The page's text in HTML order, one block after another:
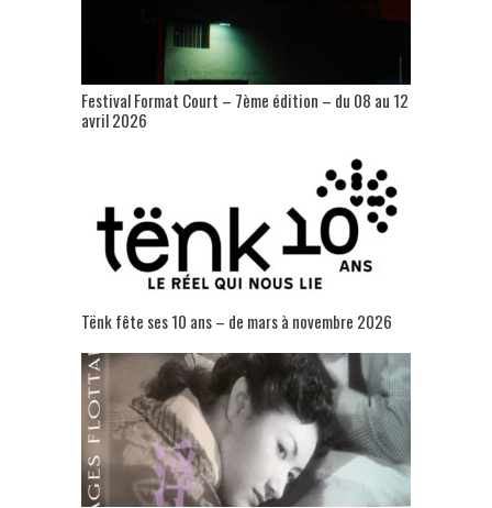
Festival Format Court – 7ème édition – du 08 au 12
avril 2026
Tënk fête ses 10 ans – de mars à novembre 2026